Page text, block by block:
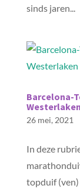
sinds jaren...
Barcelona-
Westerlaken
26 mei, 2021
In deze
topduif (ven)